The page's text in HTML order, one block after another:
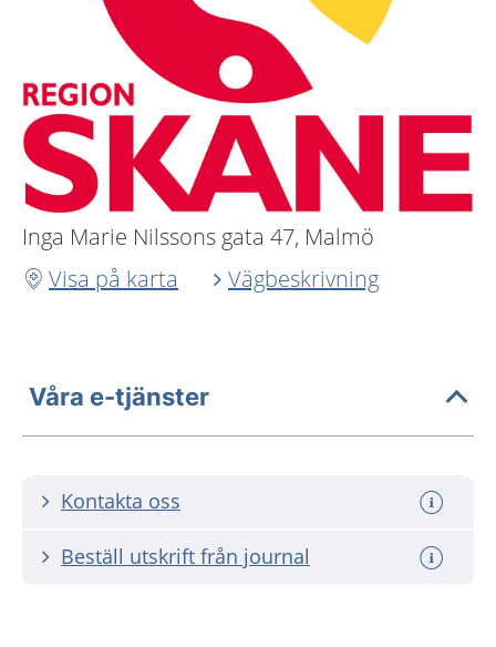
Inga Marie Nilssons gata 47, Malmö
Visa på karta
Vägbeskrivning
Våra e-tjänster
Kontakta oss
Beställ utskrift från journal